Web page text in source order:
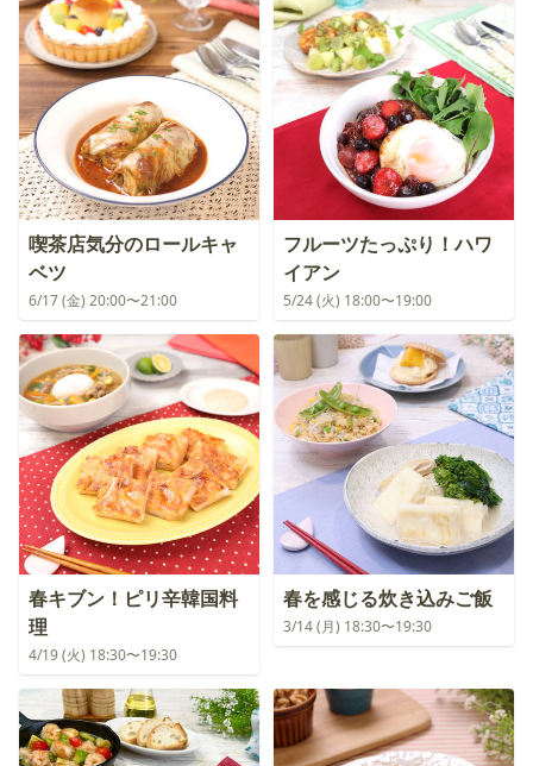
喫茶店気分のロールキャ
ベツ
6/17 (金) 20:00〜21:00
フルーツたっぷり！ハワ
イアン
5/24 (火) 18:00〜19:00
春キブン！ピリ辛韓国料
理
4/19 (火) 18:30〜19:30
春を感じる炊き込みご飯
3/14 (月) 18:30〜19:30